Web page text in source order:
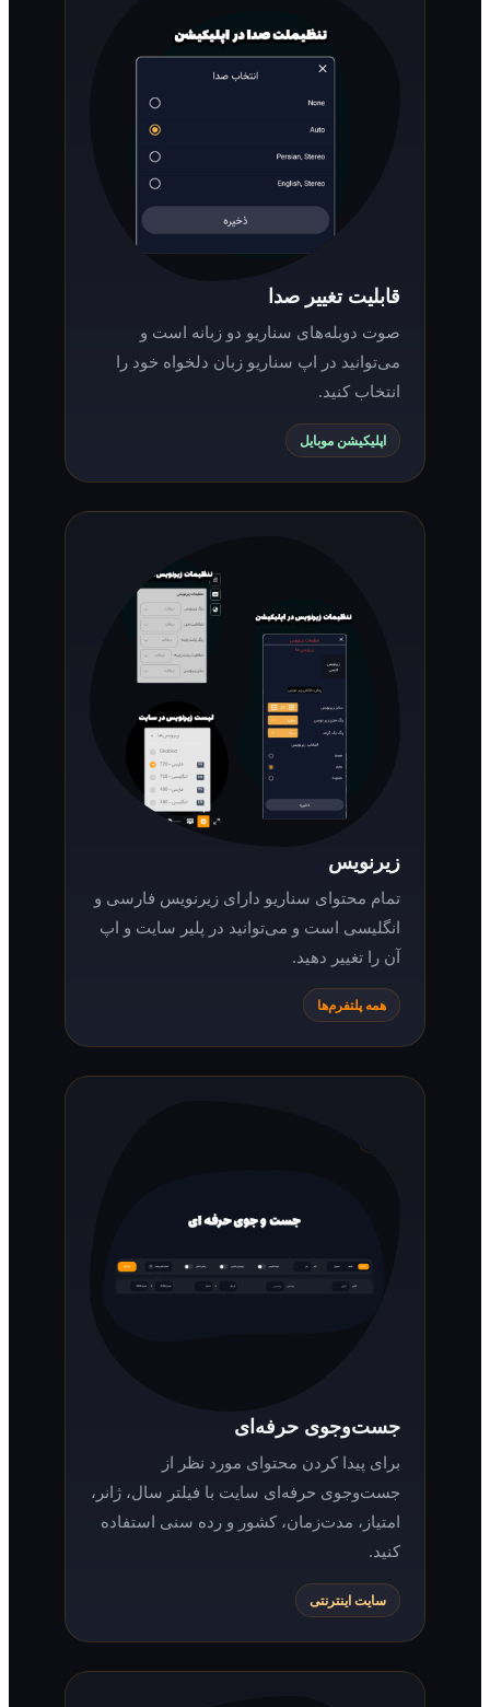
قابلیت تغییر صدا
صوت دوبله‌های سناریو دو زبانه است و
می‌توانید در اپ سناریو زبان دلخواه خود را
انتخاب کنید.
اپلیکیشن موبایل
تمام محتوای سناریو دارای زیرنویس فارسی و
انگلیسی است و می‌توانید در پلیر سایت و اپ
آن را تغییر دهید.
همه پلتفرم‌ها
جست‌وجوی حرفه‌ای
برای پیدا کردن محتوای مورد نظر از
جست‌وجوی حرفه‌ای سایت با فیلتر سال، ژانر،
امتیاز، مدت‌زمان، کشور و رده سنی استفاده
سایت اینترنتی